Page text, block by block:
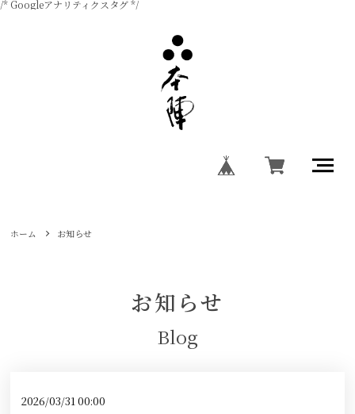
/* Googleアナリティクスタグ */
ホーム お知らせ
お知らせ
Blog
2026/03/31 00:00